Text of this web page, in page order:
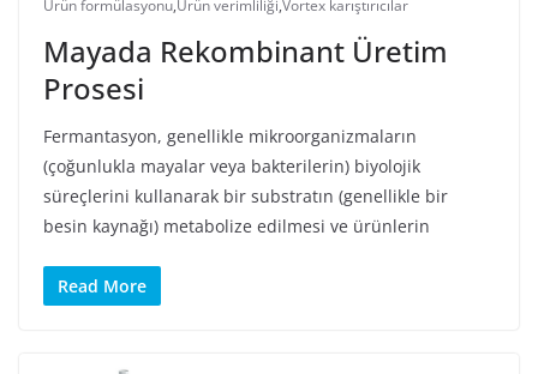
Ürün formülasyonu,Ürün verimliliği,Vortex karıştırıcılar
Mayada Rekombinant Üretim
Prosesi
Fermantasyon, genellikle mikroorganizmaların
(çoğunlukla mayalar veya bakterilerin) biyolojik
süreçlerini kullanarak bir substratın (genellikle bir
besin kaynağı) metabolize edilmesi ve ürünlerin
Read More